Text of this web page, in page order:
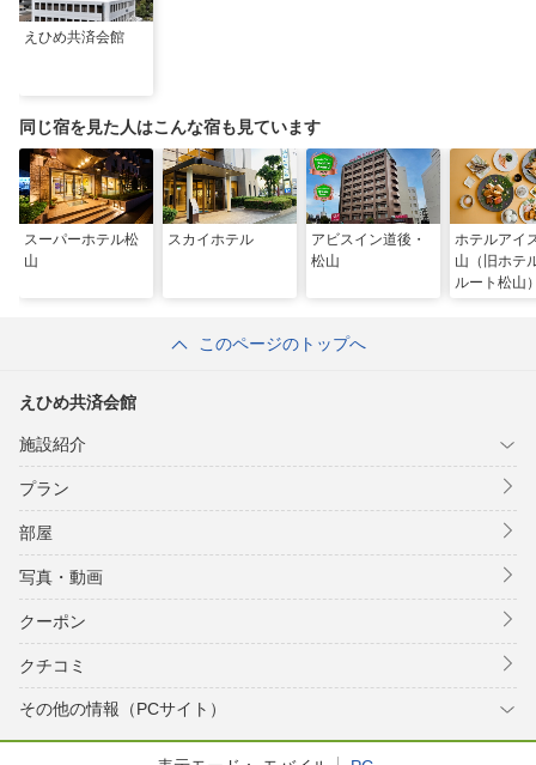
えひめ共済会館
同じ宿を見た人はこんな宿も見ています
スーパーホテル松
山
スカイホテル
アビスイン道後・
松山
ホテルアイ
山（旧ホテ
ルート松山
このページのトップへ
えひめ共済会館
施設紹介
プラン
部屋
写真・動画
クーポン
クチコミ
その他の情報（PCサイト）